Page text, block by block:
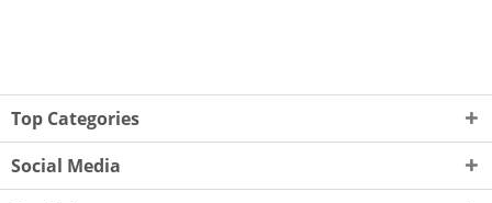
Top Categories
Social Media